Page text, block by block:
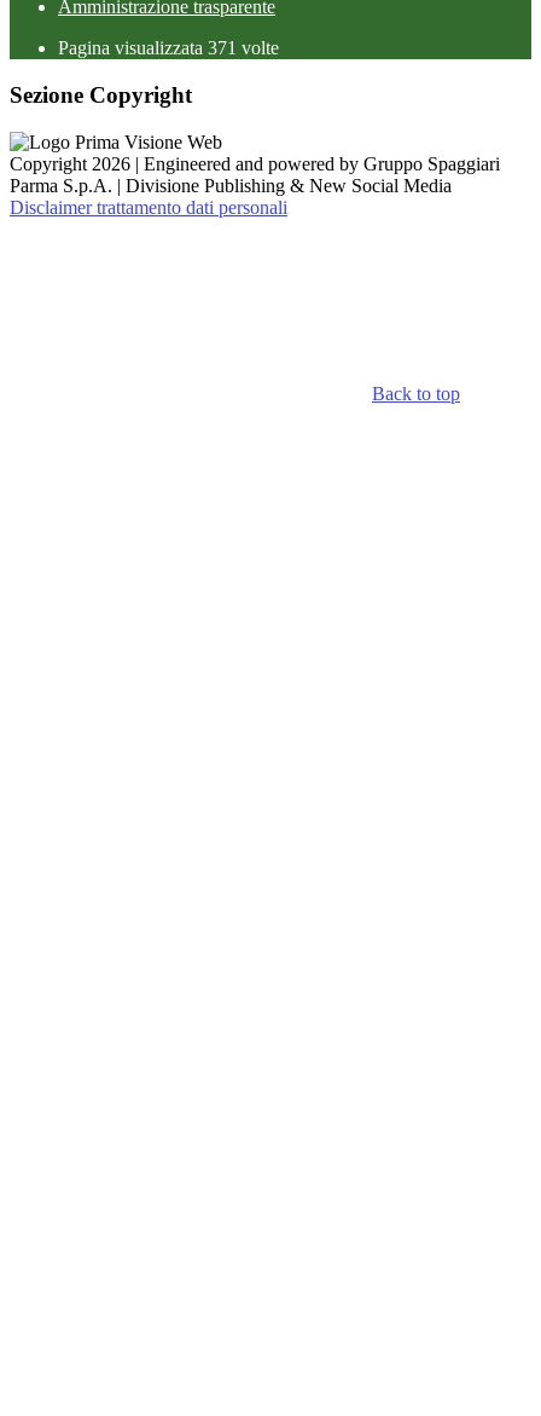
Amministrazione trasparente
Pagina visualizzata 371 volte
Sezione Copyright
Copyright 2026 | Engineered and powered by Gruppo Spaggiari
Parma S.p.A. | Divisione Publishing & New Social Media
Disclaimer trattamento dati personali
Back to top